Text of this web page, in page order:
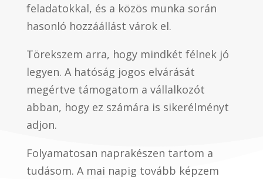
feladatokkal, és a közös munka során
hasonló hozzáállást várok el.
Törekszem arra, hogy mindkét félnek jó
legyen. A hatóság jogos elvárását
megértve támogatom a vállalkozót
abban, hogy ez számára is sikerélményt
adjon.
Folyamatosan naprakészen tartom a
tudásom. A mai napig tovább képzem